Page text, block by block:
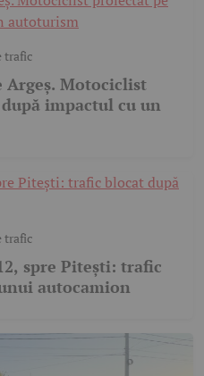
trafic
Argeș. Motociclist
impactul cu un
trafic
spre Pitești: trafic
autocamion